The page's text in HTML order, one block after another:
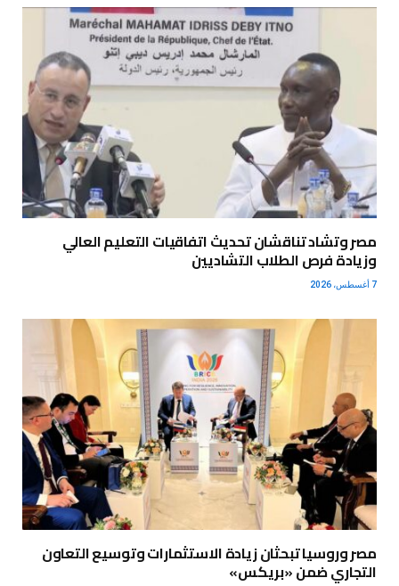
مصر وتشاد تناقشان تحديث اتفاقيات التعليم العالي
وزيادة فرص الطلاب التشاديين
7 أغسطس، 2026
مصر وروسيا تبحثان زيادة الاستثمارات وتوسيع التعاون
التجاري ضمن «بريكس»